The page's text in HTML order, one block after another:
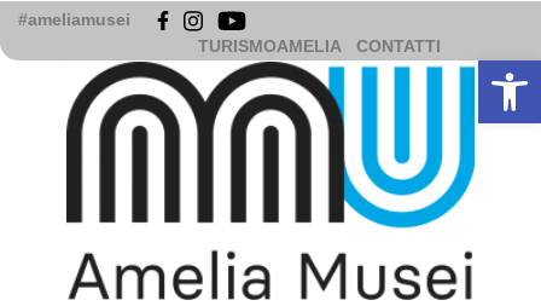
Vai
contenuto
#ameliamusei
TURISMOAMELIA
CONTATTI
Apri la